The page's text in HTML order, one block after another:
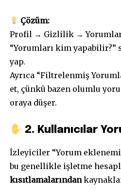
Çözüm:
Profil → Gizlilik →
“Yorumları kim yapabilir?”
yap.
Ayrıca “Filtrelenmiş
et, çünkü bazen olumlu
oraya düşer.
2. Kullanıcılar
İzleyiciler “Yorum
bu genellikle işletme
kısıtlamalarından